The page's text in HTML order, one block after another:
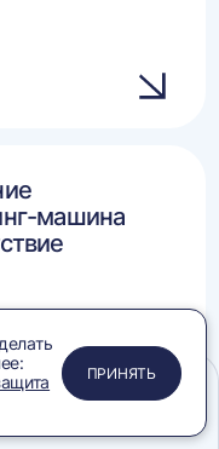
машина
ПРИНЯТЬ